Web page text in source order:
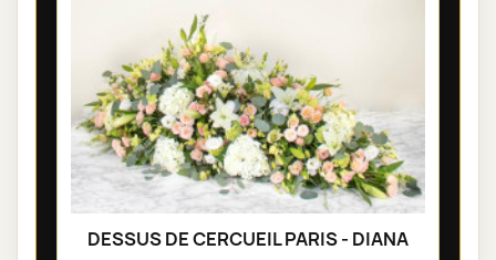
DESSUS DE CERCUEIL PARIS - DIANA